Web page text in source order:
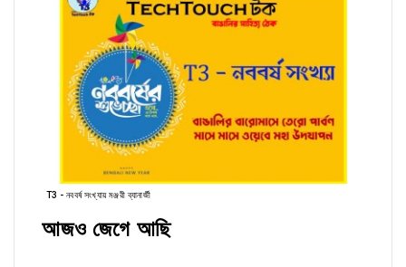
T3 - নববর্ষ সংখ্যায় মঞ্জরী ব্যানার্জী
আজও জেগে আছি